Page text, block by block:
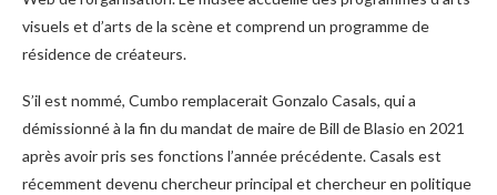
visuels et d’arts de la scène et comprend un programme de
résidence de créateurs.
S’il est nommé, Cumbo remplacerait Gonzalo Casals, qui a
démissionné à la fin du mandat de maire de Bill de Blasio en 2021
après avoir pris ses fonctions l’année précédente. Casals est
récemment devenu chercheur principal et chercheur en politique